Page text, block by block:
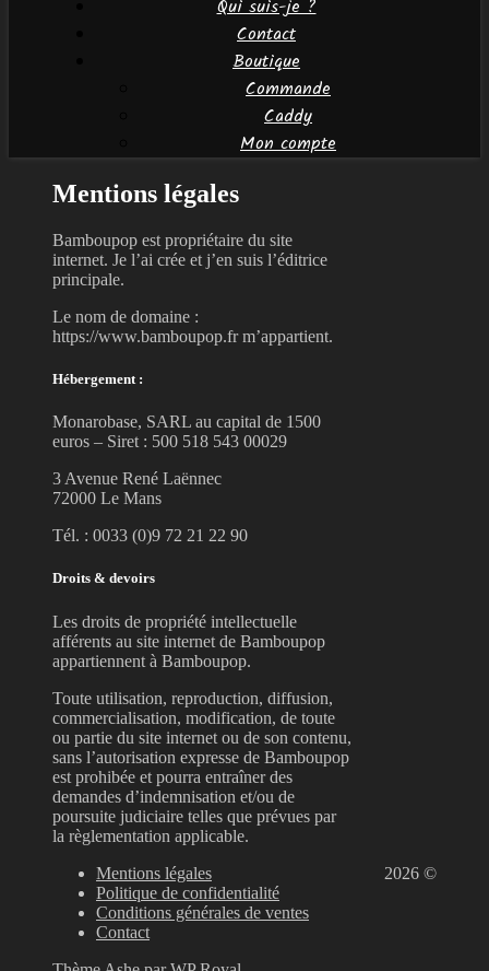
Qui suis-je ?
Contact
Boutique
Commande
Caddy
Mon compte
Mentions légales
Bamboupop est propriétaire du site
internet. Je l’ai crée et j’en suis l’éditrice
principale.
Le nom de domaine :
https://www.bamboupop.fr m’appartient.
Hébergement :
Monarobase, SARL au capital de 1500
euros – Siret : 500 518 543 00029
3 Avenue René Laënnec
72000 Le Mans
Tél. : 0033 (0)9 72 21 22 90
Droits & devoirs
Les droits de propriété intellectuelle
afférents au site internet de Bamboupop
appartiennent à Bamboupop.
Toute utilisation, reproduction, diffusion,
commercialisation, modification, de toute
ou partie du site internet ou de son contenu,
sans l’autorisation expresse de Bamboupop
est prohibée et pourra entraîner des
demandes d’indemnisation et/ou de
poursuite judiciaire telles que prévues par
la règlementation applicable.
2026 ©
Mentions légales
Politique de confidentialité
Conditions générales de ventes
Contact